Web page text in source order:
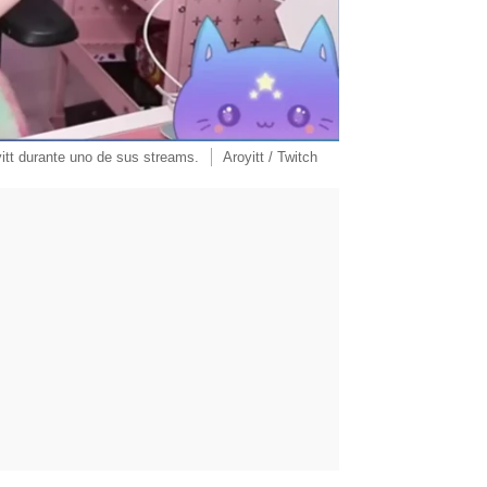
durante uno de sus streams. Aroyitt / Twitch